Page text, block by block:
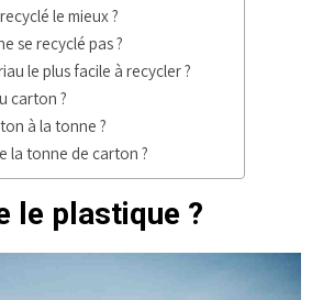
le mieux ?
se recyclé pas ?
le plus facile à recycler ?
carton ?
à la tonne ?
la tonne de carton ?
le plastique ?